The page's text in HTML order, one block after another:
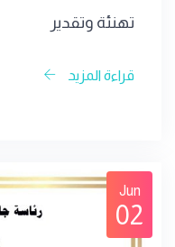
تهنئة وتقدير
قراءة المزيد
Jun
02